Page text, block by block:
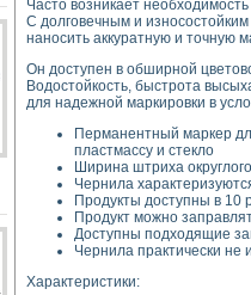
Часто возникает
С долговечным и
наносить аккуратную и точную
Он доступен в обширной
Водостойкость, быстрота
для надежной маркировки в
Перманентный маркер
пластмассу и стекло
Ширина штриха
Чернила
Продукты доступны в 10
Продукт можно
Доступны подходящие
Чернила практически не
Характеристики: